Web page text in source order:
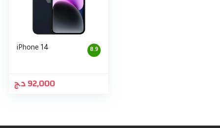
8.9
iPhone 14
92,000د.ج